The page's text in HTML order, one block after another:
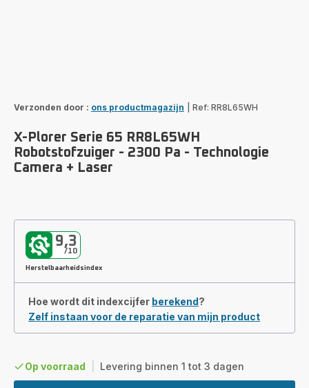
Verzonden door : ons productmagazijn Ref: RR8L65WH
X-Plorer Serie 65 RR8L65WH
Robotstofzuiger - 2300 Pa - Technologie
Camera + Laser
9,3
/10
Herstelbaarheidsindex
Hoe wordt dit indexcijfer berekend?
Zelf instaan voor de reparatie van mijn product
Op voorraad Levering binnen 1 tot 3 dagen